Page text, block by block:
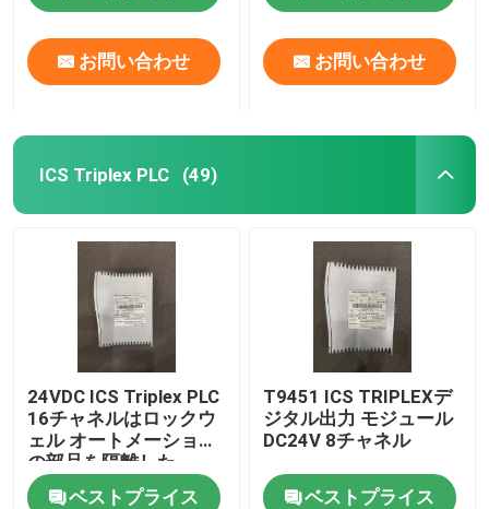
お問い合わせ お問い合わせ
ICS Triplex PLC (49)
24VDC ICS Triplex PLC
16チャネルはロックウ
ェル オートメーション
の部品を隔離した
ベストプライス
T9451 ICS TRIPLEXデ
ジタル出力 モジュール
DC24V 8チャネル
ベストプライス